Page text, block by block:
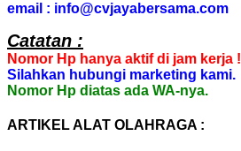
email : info@cvjayabersama.com
Catatan :
Nomor Hp hanya aktif di jam kerja !
Silahkan hubungi marketing kami.
Nomor Hp diatas ada WA-nya.
ARTIKEL ALAT OLAHRAGA :